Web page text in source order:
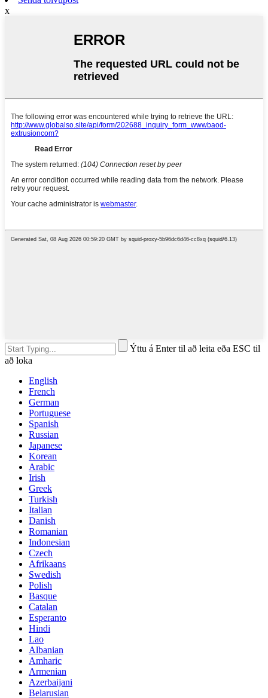
x
Ýttu á Enter til að leita eða ESC til
að loka
English
French
German
Portuguese
Spanish
Russian
Japanese
Korean
Arabic
Irish
Greek
Turkish
Italian
Danish
Romanian
Indonesian
Czech
Afrikaans
Swedish
Polish
Basque
Catalan
Esperanto
Hindi
Lao
Albanian
Amharic
Armenian
Azerbaijani
Belarusian